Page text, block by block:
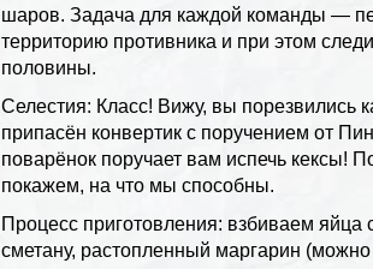
шаров. Задача для каждой команды —
территорию противника и при этом
половины.
Селестия: Класс! Вижу, вы порезвились
припасён конвертик с поручением от
поварёнок поручает вам испечь кексы!
покажем, на что мы способны.
Процесс приготовления: взбиваем яйца
сметану, растопленный маргарин (можно